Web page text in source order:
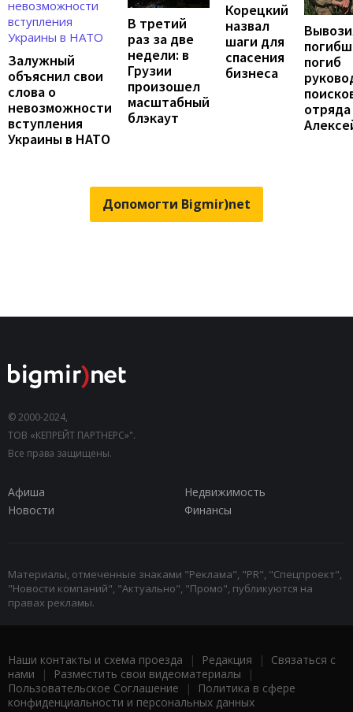
Залужный
объяснил свои
слова о
невозможности
вступления
Украины в НАТО
В третий
раз за две
недели: в
Грузии
произошел
масштабный
блэкаут
Корецкий
назвал
шаги для
спасения
бизнеса
погиб
отряда
Допомогти Bigmir)net
© 2000-2024,
ТОВ «КЕПРЕЙТ ПАРТНЕРС»".
Все права защищены.
Афиша
Недвижимость
Новости
Финансы
Материалы, отмеченные знаками "Реклама", "PR", "Спецпроект",
"Новости компаний", "Актуально", "Промо", публикуются на
правах рекламы.
Наши контакты и схема проезда | Редакция | Связаться с
нами | Разместить свои видеоматериалы |
Пользовательское Соглашение |
Политика в сфере
конфиденциальности и персональных данных